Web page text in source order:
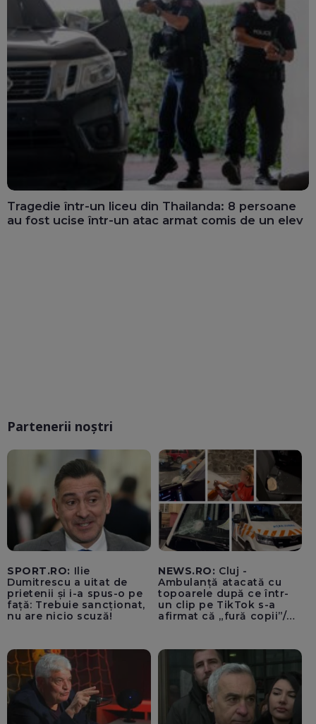
Tragedie într-un liceu din Thailanda: 8 persoane
au fost ucise într-un atac armat comis de un elev
Partenerii noștri
SPORT.RO: Ilie
Dumitrescu a uitat de
prietenii și i-a spus-o pe
față: Trebuie sancționat,
nu are nicio scuză!
NEWS.RO: Cluj -
Ambulanță atacată cu
topoarele după ce într-
un clip pe TikTok s-a
afirmat că „fură copii”/
cioburile parbrizului
spart - FOTO, VIDEO